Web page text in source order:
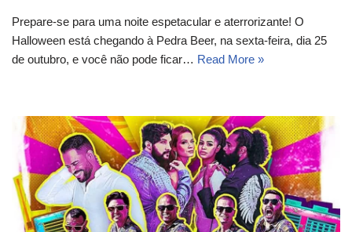
Prepare-se para uma noite espetacular e aterrorizante! O
Halloween está chegando à Pedra Beer, na sexta-feira, dia 25
de outubro, e você não pode ficar… Read More »